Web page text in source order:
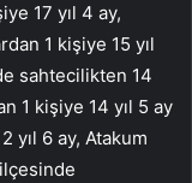
17 yıl 4 ay,
1 kişiye 15 yıl
sahtecilikten 14
1 kişiye 14 yıl 5 ay
yıl 6 ay, Atakum